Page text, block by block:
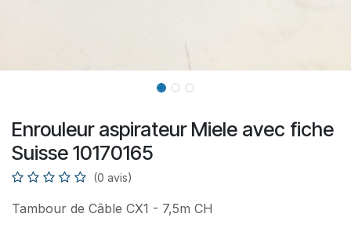
Enrouleur aspirateur Miele avec fiche
Suisse 10170165
(0 avis)
Tambour de Câble CX1 - 7,5m CH